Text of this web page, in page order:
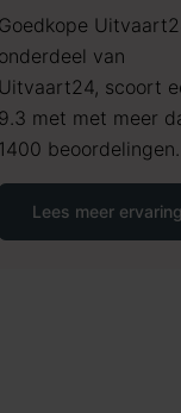
van
scoort
met met meer
beoordelingen.
Lees meer